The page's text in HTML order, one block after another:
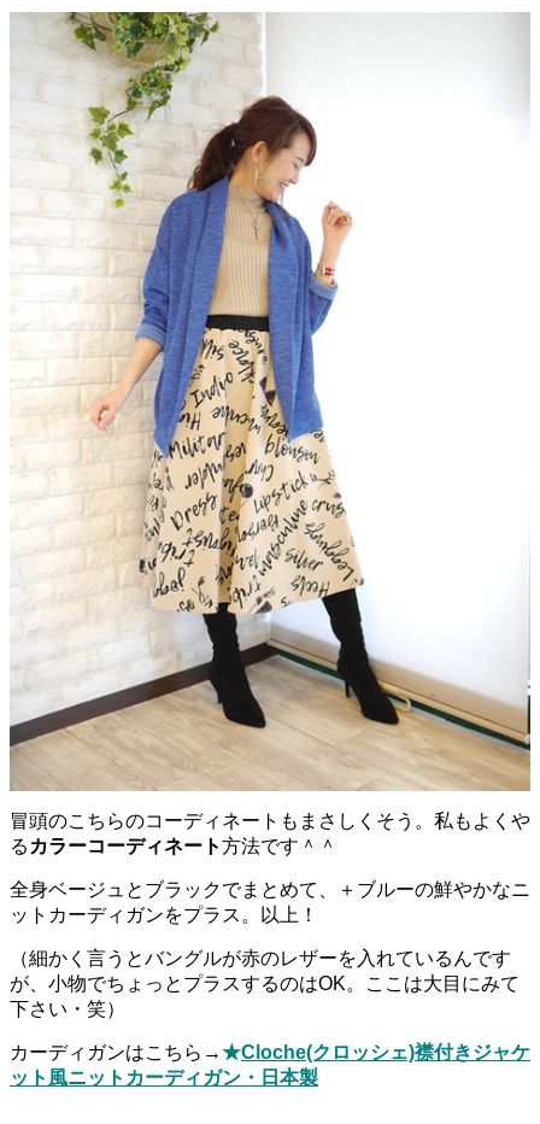
冒頭のこちらのコーディネートもまさしくそう。私もよくや
る カラーコーディネート方法です＾＾
全身ベージュとブラックでまとめて、＋ブルーの鮮やかなニ
ットカーディガンをプラス。以上！
（細かく言うとバングルが赤のレザーを入れているんです
が、小物でちょっとプラスするのはOK。ここは大目にみて
下さい・笑）
カーディガンはこちら→★Cloche(クロッシェ)襟付きジャケ
ット風ニットカーディガン・日本製